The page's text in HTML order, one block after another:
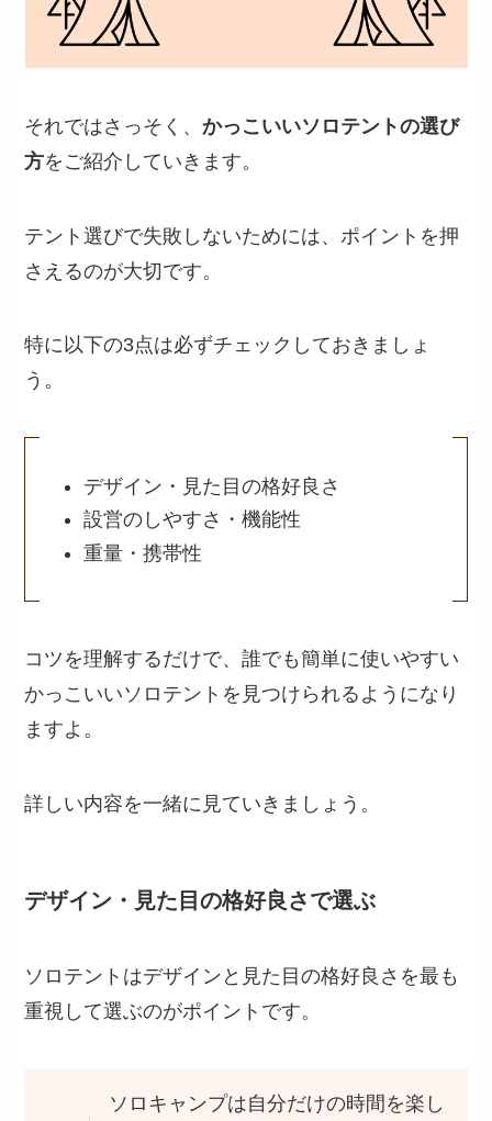
それではさっそく、かっこいいソロテントの選び
方をご紹介していきます。
テント選びで失敗しないためには、ポイントを押
さえるのが大切です。
特に以下の3点は必ずチェックしておきましょ
う。
デザイン・見た目の格好良さ
設営のしやすさ・機能性
重量・携帯性
コツを理解するだけで、誰でも簡単に使いやすい
かっこいいソロテントを見つけられるようになり
ますよ。
詳しい内容を一緒に見ていきましょう。
デザイン・見た目の格好良さで選ぶ
ソロテントはデザインと見た目の格好良さを最も
重視して選ぶのがポイントです。
ソロキャンプは自分だけの時間を楽し